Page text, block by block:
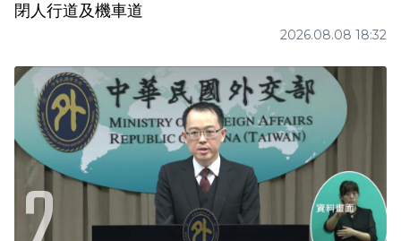
閉人行道及機車道
2026.08.08 18:32